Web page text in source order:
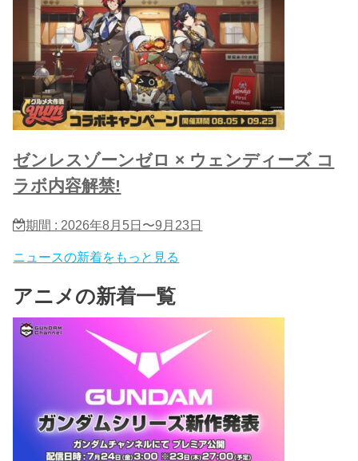
ゼンレスゾーンゼロ × ウェンディーズ コ
ラボ内容解禁!
期間 : 2026年8月5日〜9月23日
ニュースの新着をもっと見る
アニメの新着一覧